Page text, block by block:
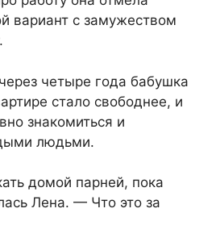
вариант с замужеством
четыре года бабушка
стало свободнее, и
знакомиться и
людьми.
домой парней, пока
Лена. — Что это за